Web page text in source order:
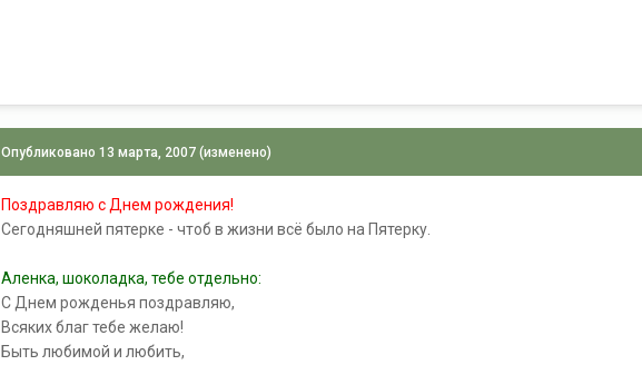
Опубликовано13 марта, 2007 (изменено)
Поздравляю с Днем рождения!
Сегодняшней пятерке - чтоб в жизни всё было на Пятерку.
Аленка, шоколадка, тебе отдельно:
С Днем рожденья поздравляю,
Всяких благ тебе желаю!
Быть любимой и любить,